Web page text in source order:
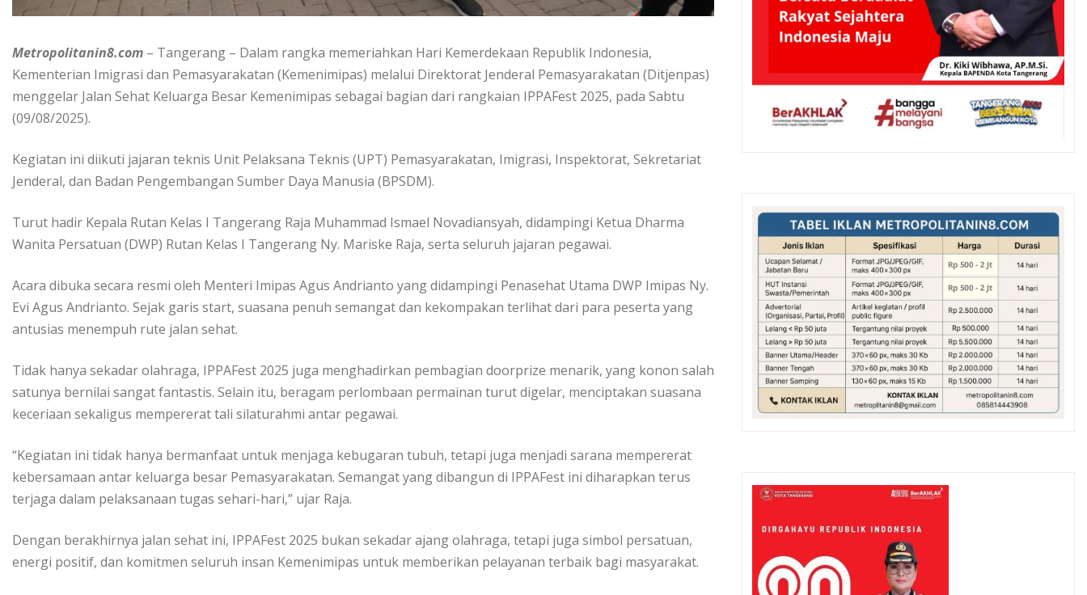
Metropolitanin8.com – Tangerang – Dalam rangka memeriahkan Hari Kemerdekaan Republik Indonesia,
Kementerian Imigrasi dan Pemasyarakatan (Kemenimipas) melalui Direktorat Jenderal Pemasyarakatan (Ditjenpas)
menggelar Jalan Sehat Keluarga Besar Kemenimipas sebagai bagian dari rangkaian IPPAFest 2025, pada Sabtu
(09/08/2025).
Kegiatan ini diikuti jajaran teknis Unit Pelaksana Teknis (UPT) Pemasyarakatan, Imigrasi, Inspektorat, Sekretariat
Jenderal, dan Badan Pengembangan Sumber Daya Manusia (BPSDM).
Turut hadir Kepala Rutan Kelas I Tangerang Raja Muhammad Ismael Novadiansyah, didampingi Ketua Dharma
Wanita Persatuan (DWP) Rutan Kelas I Tangerang Ny. Mariske Raja, serta seluruh jajaran pegawai.
Acara dibuka secara resmi oleh Menteri Imipas Agus Andrianto yang didampingi Penasehat Utama DWP Imipas Ny.
Evi Agus Andrianto. Sejak garis start, suasana penuh semangat dan kekompakan terlihat dari para peserta yang
antusias menempuh rute jalan sehat.
Tidak hanya sekadar olahraga, IPPAFest 2025 juga menghadirkan pembagian doorprize menarik, yang konon salah
satunya bernilai sangat fantastis. Selain itu, beragam perlombaan permainan turut digelar, menciptakan suasana
keceriaan sekaligus mempererat tali silaturahmi antar pegawai.
“Kegiatan ini tidak hanya bermanfaat untuk menjaga kebugaran tubuh, tetapi juga menjadi sarana mempererat
kebersamaan antar keluarga besar Pemasyarakatan. Semangat yang dibangun di IPPAFest ini diharapkan terus
terjaga dalam pelaksanaan tugas sehari-hari,” ujar Raja.
Dengan berakhirnya jalan sehat ini, IPPAFest 2025 bukan sekadar ajang olahraga, tetapi juga simbol persatuan,
energi positif, dan komitmen seluruh insan Kemenimipas untuk memberikan pelayanan terbaik bagi masyarakat.